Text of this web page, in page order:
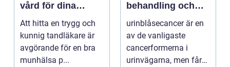
vård för dina
tänder
Att hitta en trygg och
kunnig tandläkare är
avgörande för en bra
munhälsa p...
behandling och
vägen vidare
urinblåsecancer är en
av de vanligaste
cancerformerna i
urinvägarna, men får